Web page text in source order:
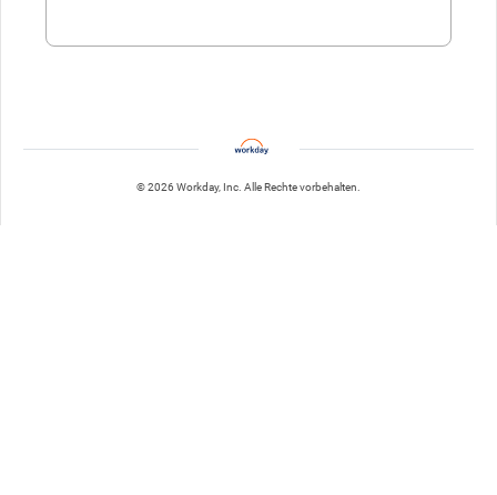
© 2026 Workday, Inc. Alle Rechte vorbehalten.